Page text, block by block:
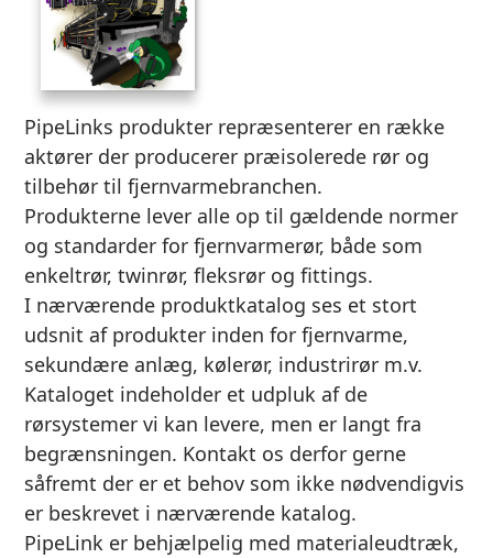
PipeLinks produkter repræsenterer en række
aktører der producerer præisolerede rør og
tilbehør til fjernvarmebranchen.
Produkterne lever alle op til gældende normer
og standarder for fjernvarmerør, både som
enkeltrør, twinrør, fleksrør og fittings.
I nærværende produktkatalog ses et stort
udsnit af produkter inden for fjernvarme,
sekundære anlæg, kølerør, industrirør m.v.
Kataloget indeholder et udpluk af de
rørsystemer vi kan levere, men er langt fra
begrænsningen. Kontakt os derfor gerne
såfremt der er et behov som ikke nødvendigvis
er beskrevet i nærværende katalog.
PipeLink er behjælpelig med materialeudtræk,